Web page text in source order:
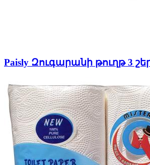
Paisly Զուգարանի թուղթ 3